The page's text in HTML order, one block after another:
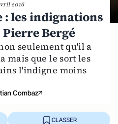
2016
: les indignations
Pierre Bergé
seulement qu'il a
mais que le sort les
l'indigne moins
Combaz
CLASSER